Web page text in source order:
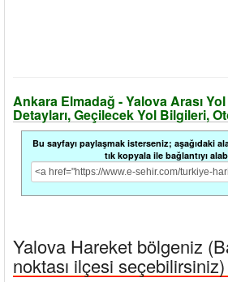
Ankara Elmadağ - Yalova Arası
Detayları, Geçilecek Yol Bilgileri,
Bu sayfayı paylaşmak isterseniz; aşağıdaki
tık kopyala ile bağlantıyı
Yalova Hareket bölgeniz
noktası ilçesi seçebilirsiniz)